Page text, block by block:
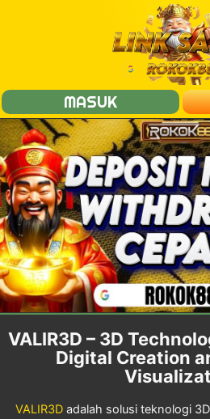
MASUK
VALIR3D – 3D
Digital Creation
VALIR3D adalah solusi teknologi